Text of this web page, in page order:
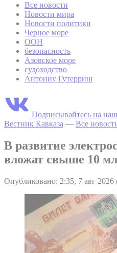
Все новости
Новости мира
Новости политики
Черное море
ООН
безопасность
Азовское море
судоходство
Антониу Гутерриш
Подписывайтесь на
Вестник Кавказа — Все
В развитие
вложат свыше 10
Опубликовано: 2:35, 7 авг